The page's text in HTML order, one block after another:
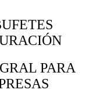
PARA